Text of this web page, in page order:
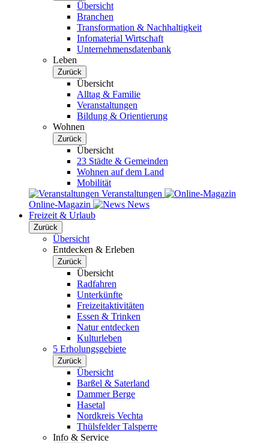
Übersicht
Branchen
Transformation & Nachhaltigkeit
Infomaterial Wirtschaft
Unternehmensdatenbank
Leben
Zurück
Übersicht
Alltag & Familie
Veranstaltungen
Bildung & Orientierung
Wohnen
Zurück
Übersicht
23 Städte & Gemeinden
Wohnen auf dem Land
Mobilität
Veranstaltungen
Online-Magazin
News
Freizeit & Urlaub
Zurück
Übersicht
Entdecken & Erleben
Zurück
Übersicht
Radfahren
Unterkünfte
Freizeitaktivitäten
Essen & Trinken
Natur entdecken
Kulturleben
5 Erholungsgebiete
Zurück
Übersicht
Barßel & Saterland
Dammer Berge
Hasetal
Nordkreis Vechta
Thülsfelder Talsperre
Info & Service